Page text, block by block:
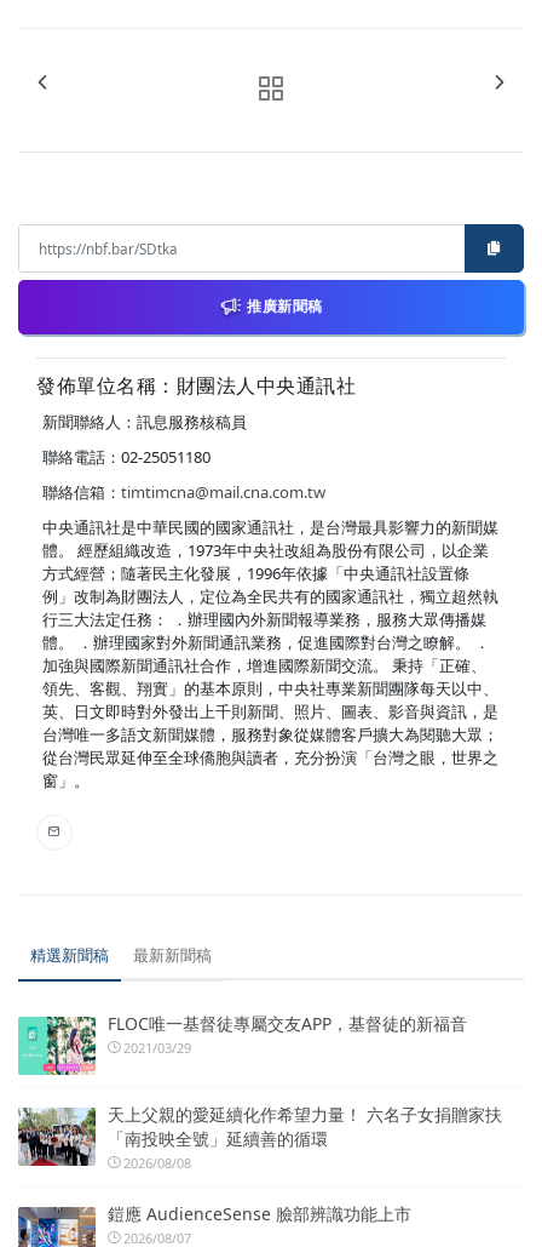
推廣新聞稿
發佈單位名稱：財團法人中央通訊社
新聞聯絡人：訊息服務核稿員
聯絡電話：02-25051180
聯絡信箱： timtimcna@mail.cna.com.tw
中央通訊社是中華民國的國家通訊社，是台灣最具影響力的新聞媒
體。 經歷組織改造，1973年中央社改組為股份有限公司，以企業
方式經營；隨著民主化發展，1996年依據「中央通訊社設置條
例」改制為財團法人，定位為全民共有的國家通訊社，獨立超然執
行三大法定任務： ．辦理國內外新聞報導業務，服務大眾傳播媒
體。 ．辦理國家對外新聞通訊業務，促進國際對台灣之瞭解。 ．
加強與國際新聞通訊社合作，增進國際新聞交流。 秉持「正確、
領先、客觀、翔實」的基本原則，中央社專業新聞團隊每天以中、
英、日文即時對外發出上千則新聞、照片、圖表、影音與資訊，是
台灣唯一多語文新聞媒體，服務對象從媒體客戶擴大為閱聽大眾；
從台灣民眾延伸至全球僑胞與讀者，充分扮演「台灣之眼，世界之
窗」。
精選新聞稿 最新新聞稿
FLOC唯一基督徒專屬交友APP，基督徒的新福音
2021/03/29
天上父親的愛延續化作希望力量！ 六名子女捐贈家扶
「南投映全號」延續善的循環
2026/08/08
鎧應 AudienceSense 臉部辨識功能上市
2026/08/07